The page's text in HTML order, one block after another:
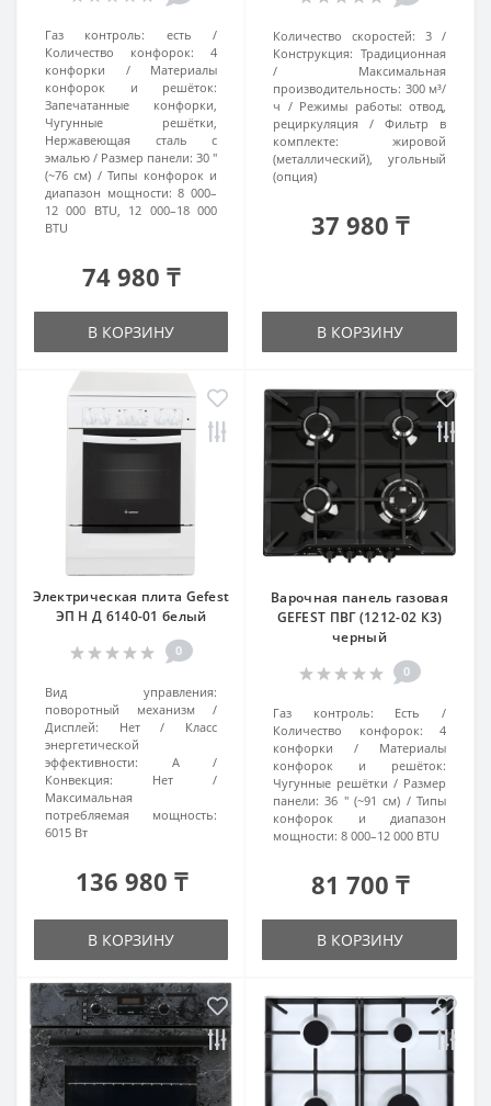
Газ контроль:
есть
Количество конфорок:
4
конфорки
Материалы
конфорок и решёток:
Запечатанные конфорки,
Чугунные решётки,
Нержавеющая сталь с
эмалью
Размер панели: 30 ″
(~76 см)
Типы конфорок и
диапазон мощности: 8 000–
12 000 BTU, 12 000–18 000
BTU
74 980 ₸
В КОРЗИНУ
Количество скоростей:
3
Конструкция: Традиционная
Максимальная
производительность: 300 м³/
ч
Режимы работы: отвод,
рециркуляция
Фильтр в
комплекте:
жировой
(металлический), угольный
(опция)
37 980 ₸
В КОРЗИНУ
Электрическая плита Gefest
ЭП Н Д 6140-01 белый
0
Вид управления:
поворотный механизм
Дисплей:
Нет
Класс
энергетической
эффективности:
А
Конвекция:
Нет
Максимальная
потребляемая мощность:
6015 Вт
136 980 ₸
В КОРЗИНУ
Варочная панель газовая
GEFEST ПВГ (1212-02 К3)
черный
0
Газ контроль:
Есть
Количество конфорок:
4
конфорки
Материалы
конфорок и решёток:
Чугунные решётки
Размер
панели: 36 ″ (~91 см)
Типы
конфорок и диапазон
мощности: 8 000–12 000 BTU
81 700 ₸
В КОРЗИНУ